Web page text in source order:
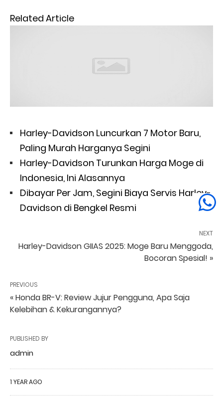
Related Article
Harley-Davidson Luncurkan 7 Motor Baru,
Paling Murah Harganya Segini
Harley-Davidson Turunkan Harga Moge di
Indonesia, Ini Alasannya
Dibayar Per Jam, Segini Biaya Servis Harley-
Davidson di Bengkel Resmi
NEXT
Harley-Davidson GIIAS 2025: Moge Baru Menggoda,
Bocoran Spesial! »
PREVIOUS
« Honda BR-V: Review Jujur Pengguna, Apa Saja
Kelebihan & Kekurangannya?
PUBLISHED BY
admin
1 YEAR AGO